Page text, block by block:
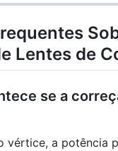
Lentes de
se a
vértice, a potência